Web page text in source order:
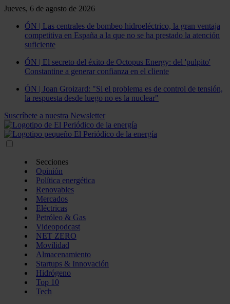
Jueves, 6 de agosto de 2026
ÓN | Las centrales de bombeo hidroeléctrico, la gran ventaja
competitiva en España a la que no se ha prestado la atención
suficiente
ÓN | El secreto del éxito de Octopus Energy: del 'pulpito'
Constantine a generar confianza en el cliente
ÓN | Joan Groizard: "Si el problema es de control de tensión,
la respuesta desde luego no es la nuclear"
Suscríbete a nuestra Newsletter
Secciones
Opinión
Política energética
Renovables
Mercados
Eléctricas
Petróleo & Gas
Videopodcast
NET ZERO
Movilidad
Almacenamiento
Startups & Innovación
Hidrógeno
Top 10
Tech